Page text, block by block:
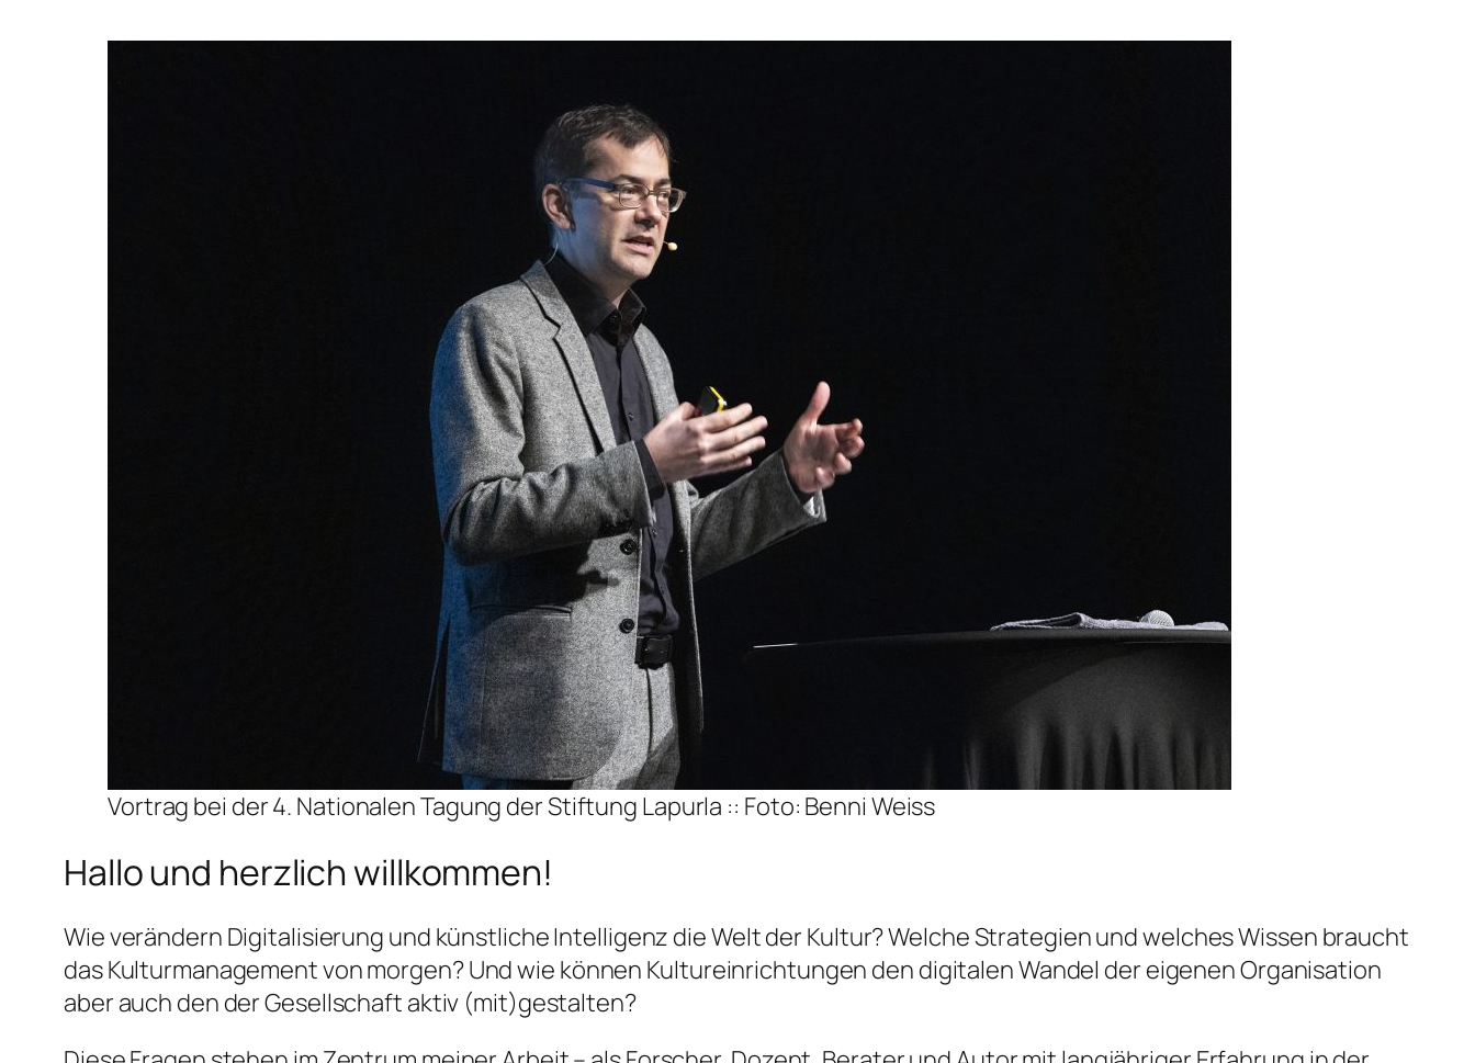
Vortrag bei der 4. Nationalen Tagung der Stiftung Lapurla :: Foto: Benni Weiss
Hallo und herzlich willkommen!
Wie verändern Digitalisierung und künstliche Intelligenz die Welt der Kultur? Welche Strategien und welches Wissen braucht
das Kulturmanagement von morgen? Und wie können Kultureinrichtungen den digitalen Wandel der eigenen Organisation
aber auch den der Gesellschaft aktiv (mit)gestalten?